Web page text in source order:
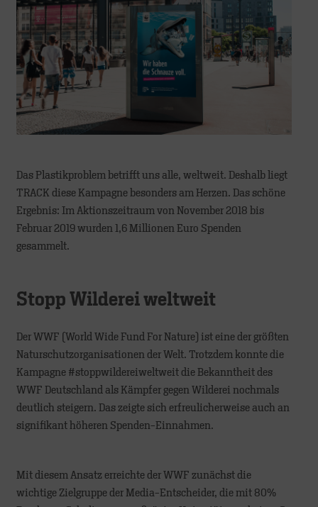
Das Plastikproblem betrifft uns alle, weltweit. Deshalb liegt
TRACK diese Kampagne besonders am Herzen. Das schöne
Ergebnis: Im Aktionszeitraum von November 2018 bis
Februar 2019 wurden 1,6 Millionen Euro Spenden
gesammelt.
Stopp Wilderei weltweit
Der WWF (World Wide Fund For Nature) ist eine der größten
Naturschutzorganisationen der Welt. Trotzdem konnte die
Kampagne #stoppwildereiweltweit die Bekanntheit des
WWF Deutschland als Kämpfer gegen Wilderei nochmals
deutlich steigern. Das zeigte sich erfreulicherweise auch an
signifikant höheren Spenden-Einnahmen.
Mit diesem Ansatz erreichte der WWF zunächst die
wichtige Zielgruppe der Media-Entscheider, die mit 80%